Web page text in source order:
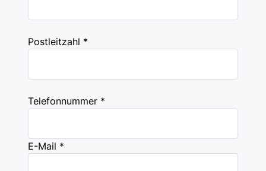
Postleitzahl *
Telefonnummer *
E-Mail *